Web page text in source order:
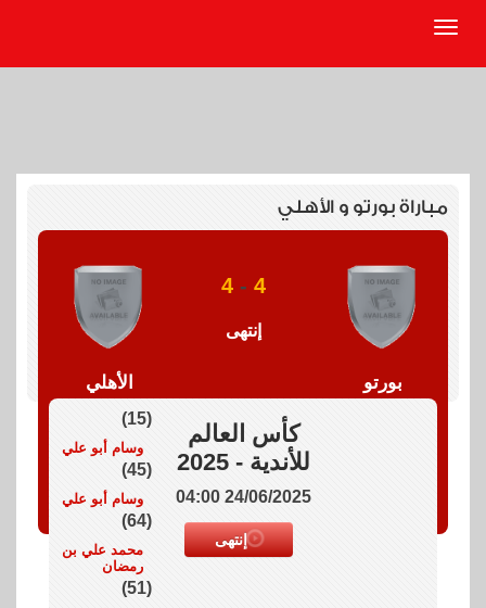
مباراة بورتو و الأهلي
بورتو
4
-
4
إنتهى
الأهلي
كأس العالم
للأندية - 2025
24/06/2025 04:00
إنتهى
(15)
وسام أبو علي
(45)
وسام أبو علي
(64)
محمد علي بن
رمضان
(51)